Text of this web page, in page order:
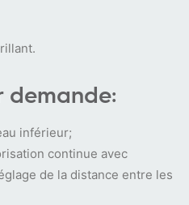
demande:
inférieur;
continue avec
de la distance entre les